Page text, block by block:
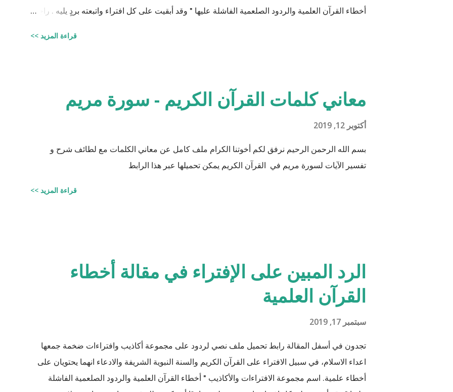
أخطاء القرآن العلمية والردود الصلعمية الفاشلة عليها " وقد أبقيت على كل افتراء واتبعته بردٍ يليه . راجيًا
قراءة المزيد >>
معاني كلمات القرآن الكريم - سورة مريم
أكتوبر 12, 2019
بسم الله الرحمن الرحيم نرفق لكم أخوتنا الكرام ملف كامل عن معاني الكلمات مع لطائف شرح و
تفسير الآيات لسورة مريم في القرآن الكريم يمكن تحميلها عبر هذا الرابط
قراءة المزيد >>
الرد المبين على الإفتراء في مقالة أخطاء
القرآن العلمية
سبتمبر 17, 2019
تجدون في أسفل المقالة رابط تحميل ملف نصي لردود على مجموعة أكاذيب وافتراءات ضخمة جمعها
اعداء الاسلام، في سبيل الافتراء على القرآن الكريم والسنة النبوية الشريفة والادعاء انهما يحتويان على
أخطاء علمية. اسم مجموعة الافتراءات والأكاذيب " أخطاء القرآن العلمية والردود الصلعمية الفاشلة